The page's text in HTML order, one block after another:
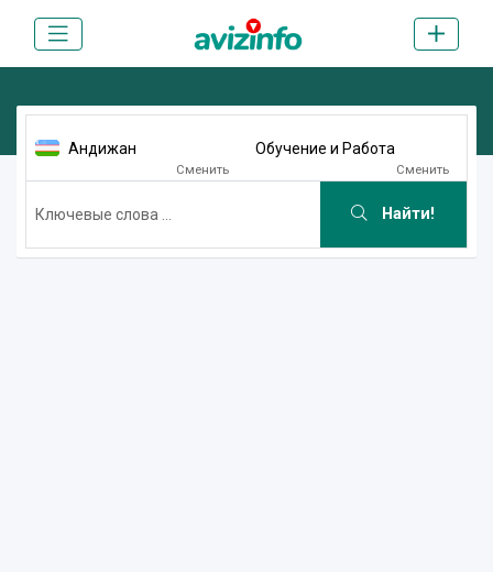
Андижан
Сменить
Обучение и Работа
Сменить
Найти!